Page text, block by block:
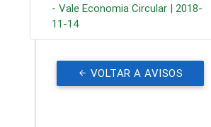
- Vale Economia Circular | 2018-
11-14
VOLTAR A AVISOS